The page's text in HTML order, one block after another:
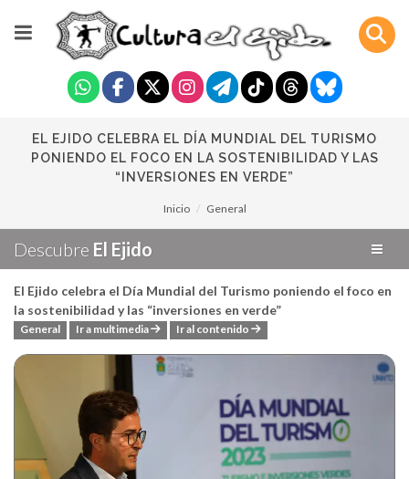
EL EJIDO CELEBRA EL DÍA MUNDIAL DEL TURISMO
PONIENDO EL FOCO EN LA SOSTENIBILIDAD Y LAS
“INVERSIONES EN VERDE”
Inicio General
Descubre El Ejido
El Ejido celebra el Día Mundial del Turismo poniendo el foco en
la sostenibilidad y las “inversiones en verde”
General Ir a multimedia Ir al contenido